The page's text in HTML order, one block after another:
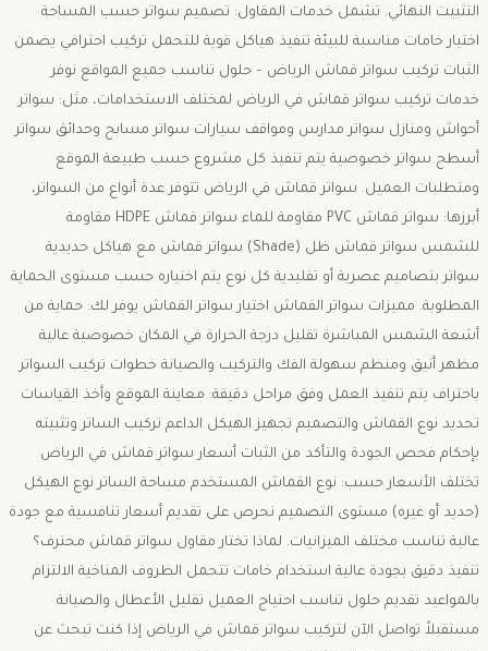
التثبيت النهائي. تشمل خدمات المقاول: تصميم سواتر حسب المساحة
اختيار خامات مناسبة للبيئة تنفيذ هياكل قوية للتحمل تركيب احترافي يضمن
الثبات تركيب سواتر قماش الرياض – حلول تناسب جميع المواقع نوفر
خدمات تركيب سواتر قماش في الرياض لمختلف الاستخدامات، مثل: سواتر
أحواش ومنازل سواتر مدارس ومواقف سيارات سواتر مسابح وحدائق سواتر
أسطح سواتر خصوصية يتم تنفيذ كل مشروع حسب طبيعة الموقع
ومتطلبات العميل. سواتر قماش في الرياض تتوفر عدة أنواع من السواتر،
أبرزها: سواتر قماش PVC مقاومة للماء سواتر قماش HDPE مقاومة
للشمس سواتر قماش ظل (Shade) سواتر قماش مع هياكل حديدية
سواتر بتصاميم عصرية أو تقليدية كل نوع يتم اختياره حسب مستوى الحماية
المطلوبة. مميزات سواتر القماش اختيار سواتر القماش يوفر لك: حماية من
أشعة الشمس المباشرة تقليل درجة الحرارة في المكان خصوصية عالية
مظهر أنيق ومنظم سهولة الفك والتركيب والصيانة خطوات تركيب السواتر
باحتراف يتم تنفيذ العمل وفق مراحل دقيقة: معاينة الموقع وأخذ القياسات
تحديد نوع القماش والتصميم تجهيز الهيكل الداعم تركيب الساتر وتثبيته
بإحكام فحص الجودة والتأكد من الثبات أسعار سواتر قماش في الرياض
تختلف الأسعار حسب: نوع القماش المستخدم مساحة الساتر نوع الهيكل
(حديد أو غيره) مستوى التصميم نحرص على تقديم أسعار تنافسية مع جودة
عالية تناسب مختلف الميزانيات. لماذا تختار مقاول سواتر قماش محترف؟
تنفيذ دقيق بجودة عالية استخدام خامات تتحمل الظروف المناخية الالتزام
بالمواعيد تقديم حلول تناسب احتياج العميل تقليل الأعطال والصيانة
مستقبلاً تواصل الآن لتركيب سواتر قماش في الرياض إذا كنت تبحث عن